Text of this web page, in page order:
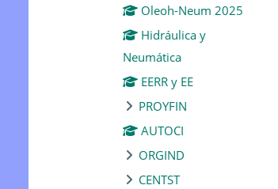
Oleoh-Neum 2025
Hidráulica y
Neumática
EERR y EE
PROYFIN
AUTOCI
ORGIND
CENTST